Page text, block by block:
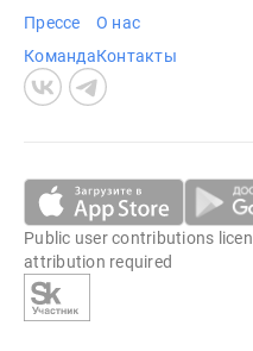
Прессе
Команда
О нас
Контакты
Public user contributions
attribution required